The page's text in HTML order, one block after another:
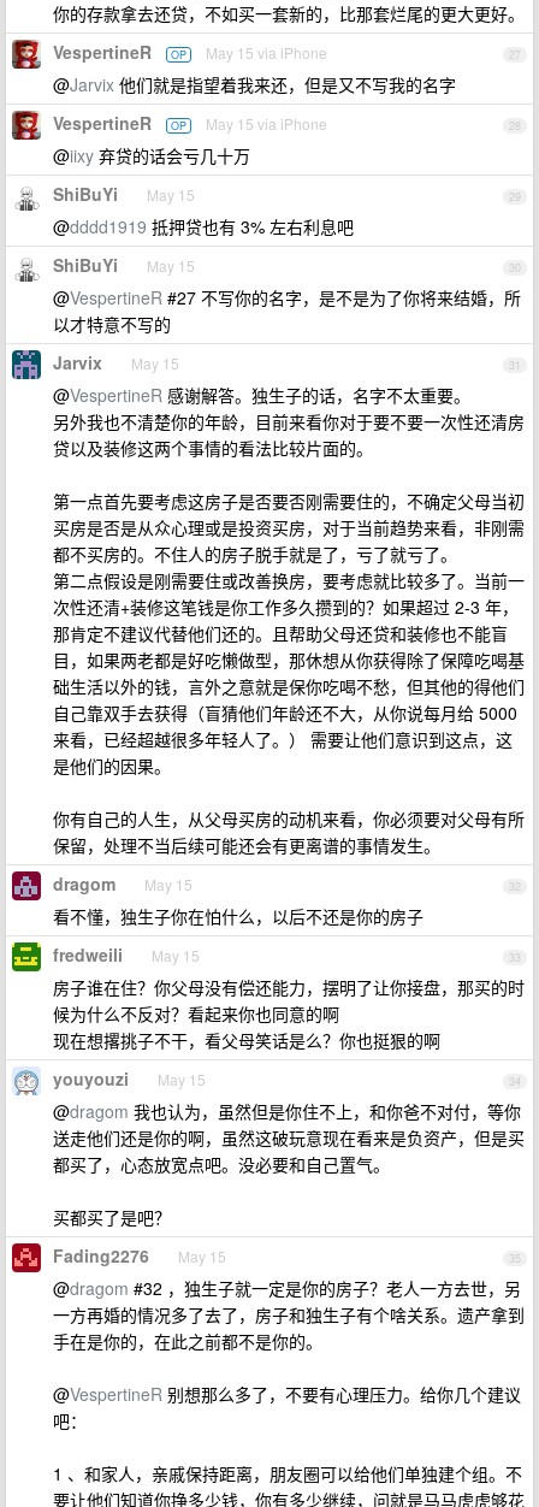
你的存款拿去还贷，不如买一套新的，比那套烂尾的更大更好。
27
VespertineR OP May 15 via iPhone
@Jarvix 他们就是指望着我来还，但是又不写我的名字
28
VespertineR OP May 15 via iPhone
@iixy 弃贷的话会亏几十万
29
ShiBuYi May 15
@dddd1919 抵押贷也有 3% 左右利息吧
30
ShiBuYi May 15
@VespertineR #27 不写你的名字，是不是为了你将来结婚，所
以才特意不写的
31
Jarvix May 15
@VespertineR 感谢解答。独生子的话，名字不太重要。
另外我也不清楚你的年龄，目前来看你对于要不要一次性还清房
贷以及装修这两个事情的看法比较片面的。
第一点首先要考虑这房子是否要否刚需要住的，不确定父母当初
买房是否是从众心理或是投资买房，对于当前趋势来看，非刚需
都不买房的。不住人的房子脱手就是了，亏了就亏了。
第二点假设是刚需要住或改善换房，要考虑就比较多了。当前一
次性还清+装修这笔钱是你工作多久攒到的？如果超过 2-3 年，
那肯定不建议代替他们还的。且帮助父母还贷和装修也不能盲
目，如果两老都是好吃懒做型，那休想从你获得除了保障吃喝基
础生活以外的钱，言外之意就是保你吃喝不愁，但其他的得他们
自己靠双手去获得（盲猜他们年龄还不大，从你说每月给 5000
来看，已经超越很多年轻人了。） 需要让他们意识到这点，这
是他们的因果。
你有自己的人生，从父母买房的动机来看，你必须要对父母有所
保留，处理不当后续可能还会有更离谱的事情发生。
32
dragom May 15
看不懂，独生子你在怕什么，以后不还是你的房子
33
fredweili May 15
房子谁在住？你父母没有偿还能力，摆明了让你接盘，那买的时
候为什么不反对？看起来你也同意的啊
现在想撂挑子不干，看父母笑话是么？你也挺狠的啊
34
youyouzi May 15
@dragom 我也认为，虽然但是你住不上，和你爸不对付，等你
送走他们还是你的啊，虽然这破玩意现在看来是负资产，但是买
都买了，心态放宽点吧。没必要和自己置气。
买都买了是吧？
35
Fading2276 May 15
@dragom #32 ，独生子就一定是你的房子？老人一方去世，另
一方再婚的情况多了去了，房子和独生子有个啥关系。遗产拿到
手在是你的，在此之前都不是你的。
@VespertineR 别想那么多了，不要有心理压力。给你几个建议
吧：
1 、和家人，亲戚保持距离，朋友圈可以给他们单独建个组。不
要让他们知道你挣多少钱，你有多少继续，问就是马马虎虎够花